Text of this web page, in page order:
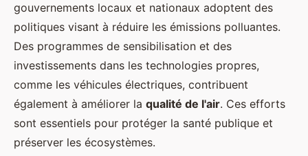
gouvernements locaux et nationaux adoptent des
politiques visant à réduire les émissions polluantes.
Des programmes de sensibilisation et des
investissements dans les technologies propres,
comme les véhicules électriques, contribuent
également à améliorer la qualité de l'air. Ces efforts
sont essentiels pour protéger la santé publique et
préserver les écosystèmes.